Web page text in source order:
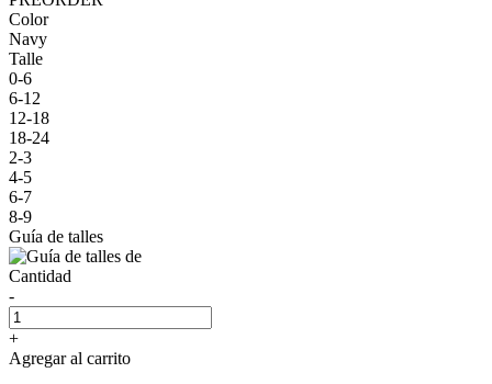
Color
Navy
Talle
0-6
6-12
12-18
18-24
2-3
4-5
6-7
8-9
Guía de talles
Cantidad
-
+
Agregar al carrito